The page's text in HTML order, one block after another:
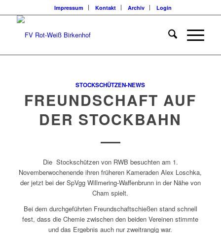
Impressum Kontakt Archiv Login
STOCKSCHÜTZEN-NEWS
FREUNDSCHAFT AUF
DER STOCKBAHN
Die Stockschützen von RWB besuchten am 1.
Novemberwochenende ihren früheren Kameraden Alex Loschka,
der jetzt bei der SpVgg Willmering-Waffenbrunn in der Nähe von
Cham spielt.
Bei dem durchgeführten Freundschaftschießen stand schnell
fest, dass die Chemie zwischen den beiden Vereinen stimmte
und das Ergebnis auch nur zweitrangig war.